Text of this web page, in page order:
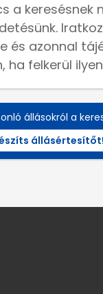
a keresésnek
és azonnal
ha felkerül
állásokról a
állásértesítőt!